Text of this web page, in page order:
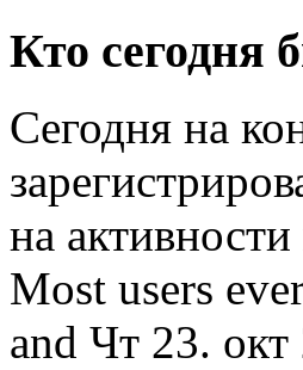
Кто сегодня
Сегодня на
на
Most users
and Чт 23. окт